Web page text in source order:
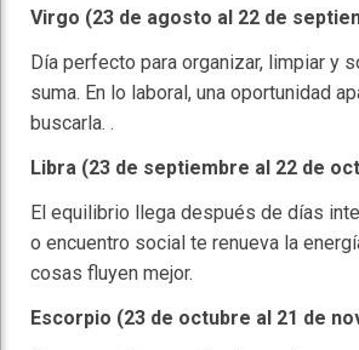
Virgo (23 de agosto al 22 de
Día perfecto para organizar, limpiar y
suma. En lo laboral, una oportunidad
buscarla. .
Libra (23 de septiembre al 22 de
El equilibrio llega después de días
o encuentro social te renueva la
cosas fluyen mejor.
Escorpio (23 de octubre al 21 de